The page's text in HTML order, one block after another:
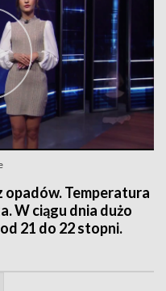
opadów. Temperatura
W ciągu dnia dużo
21 do 22 stopni.